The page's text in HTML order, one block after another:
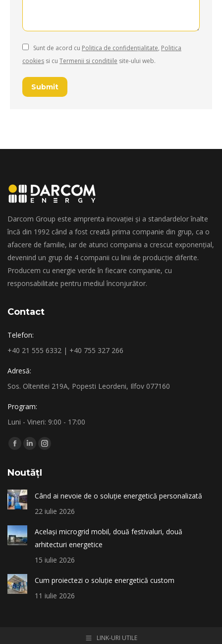
Sunt de acord cu Politica de confidențialitate, Politica
cookies si cu Termenii si conditiile site-ului web.
Submit
Darcom Group este amprenta inovației și a standardelor înalte
încă din 1992 când a fost creată prima companie din grup, ca o
afacere de familie, iar de atunci compania a crescut exponențial,
devenind un grup de 4 companii cu linii de producție diferite.
Producem cu energie verde în fiecare companie, cu
responsabilitate pentru mediul înconjurător.
Contact
Telefon:
+40 21 555 6332 | +40 755 327 266
Adresă:
Sos. Oltenitei 219A, Popesti Leordeni, Ilfov 077160
Program:
Luni - Vineri: 9:00 - 17:00
Find us on:
Facebook
opens
in
new
window
Linkedin
opens
new
window
Instagram
new
window
NoutățI
Când ai nevoie de o soluție energetică personalizată
22 iulie 2026
Același microgrid mobil, două festivaluri, două
arhitecturi energetice
15 iulie 2026
Cum proiectezi o soluție energetică custom
11 iulie 2026
LINK-URI UTILE